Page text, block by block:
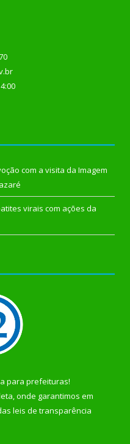
com a visita da Imagem
virais com ações da
para prefeituras!
onde garantimos em
leis de transparência